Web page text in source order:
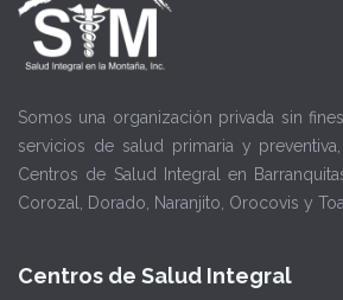
Somos una organización privada sin
servicios de salud primaria y
Centros de Salud Integral en
Corozal, Dorado, Naranjito, Orocovis y Toa
Centros de Salud Integral